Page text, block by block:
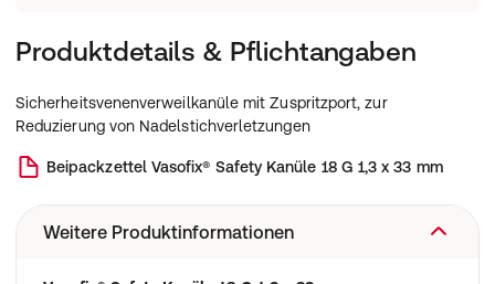
Produktdetails & Pflichtangaben
Sicherheitsvenenverweilkanüle mit Zuspritzport, zur
Reduzierung von Nadelstichverletzungen
Beipackzettel Vasofix® Safety Kanüle 18 G 1,3 x 33 mm
Weitere Produktinformationen